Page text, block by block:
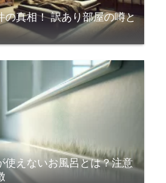
の真相！ 訳あり部屋の噂と
使えないお風呂とは？注意
で使われる片持ち構造を